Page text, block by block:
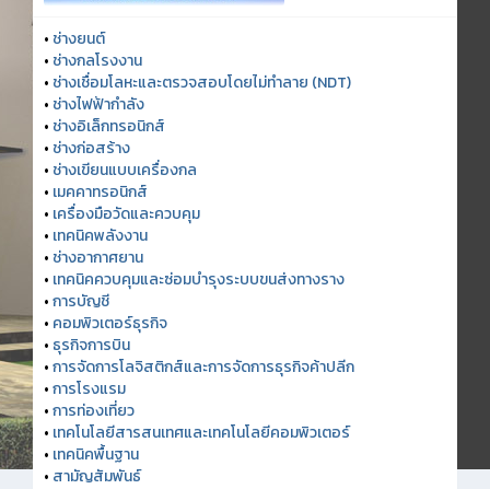
• ช่างยนต์
• ช่างกลโรงงาน
• ช่างเชื่อมโลหะและตรวจสอบโดยไม่ทำลาย (NDT)
• ช่างไฟฟ้ากำลัง
• ช่างอิเล็กทรอนิกส์
• ช่างก่อสร้าง
• ช่างเขียนแบบเครื่องกล
• เมคคาทรอนิกส์
• เครื่องมือวัดและควบคุม
• เทคนิคพลังงาน
• ช่างอากาศยาน
• เทคนิคควบคุมและซ่อมบำรุงระบบขนส่งทางราง
•การบัญชี
• คอมพิวเตอร์ธุรกิจ
• ธุรกิจการบิน
•การจัดการโลจิสติกส์และการจัดการธุรกิจค้าปลีก
•การโรงแรม
•การท่องเที่ยว
• เทคโนโลยีสารสนเทศและเทคโนโลยีคอมพิวเตอร์
• เทคนิคพื้นฐาน
• สามัญสัมพันธ์